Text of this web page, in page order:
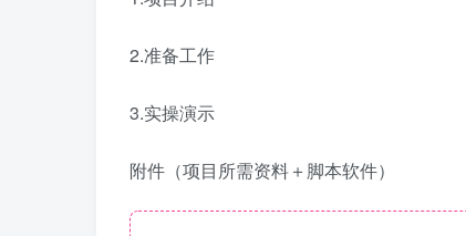
2.准备工作
3.实操演示
附件（项目所需资料＋脚本软件）